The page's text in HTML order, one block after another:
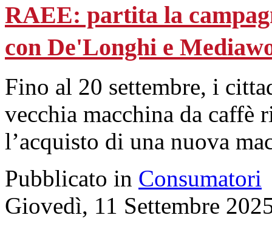
RAEE: partita la
con De'Longhi e
Fino al 20 settembre, i
vecchia macchina da caffè
l’acquisto di una nuova
Pubblicato in Consumatori
Giovedì, 11 Settembre